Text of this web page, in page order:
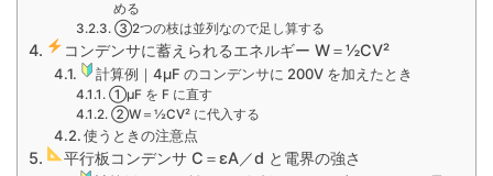
める
③2つの枝は並列なので足し算する
コンデンサに蓄えられるエネルギー W＝½CV²
計算例｜4μF のコンデンサに 200V を加えたとき
①μF を F に直す
②W＝½CV² に代入する
使うときの注意点
平行板コンデンサ C＝εA／d と電界の強さ